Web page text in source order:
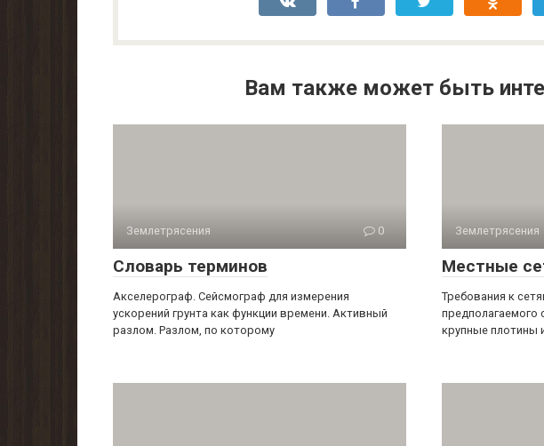
Вам также может быть
Землетрясения 0
Словарь терминов
Акселерограф. Сейсмограф для измерения
ускорений грунта как функции времени. Активный
разлом. Разлом, по которому
Землетрясения
Местные
Требования к
предполагаемо­го
крупные плотины